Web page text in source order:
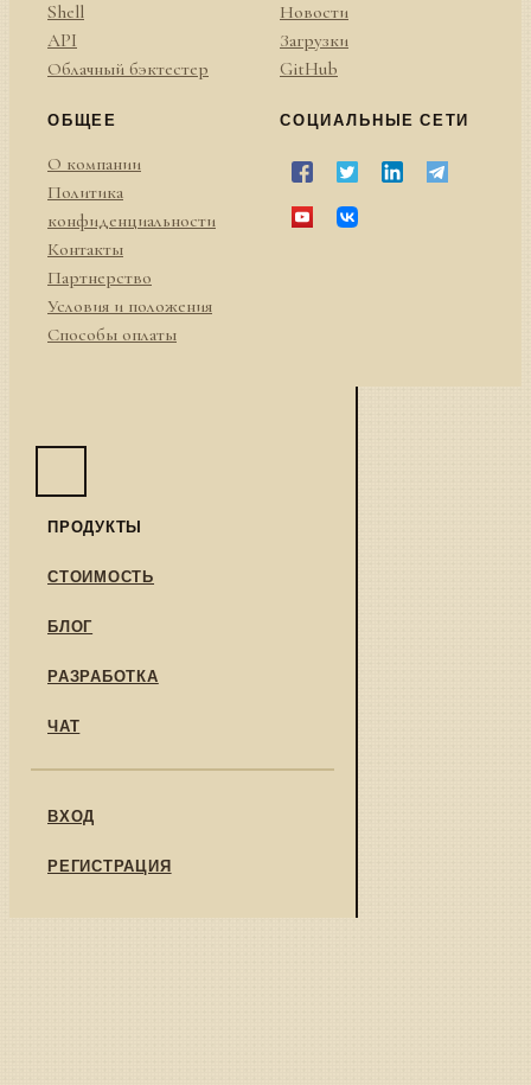
Shell
API
Облачный бэктестер
Новости
Загрузки
GitHub
ОБЩЕЕ
О компании
Политика
конфиденциальности
Контакты
Партнерство
Условия и положения
Способы оплаты
СОЦИАЛЬНЫЕ СЕТИ
ПРОДУКТЫ
СТОИМОСТЬ
БЛОГ
РАЗРАБОТКА
ЧАТ
ВХОД
РЕГИСТРАЦИЯ